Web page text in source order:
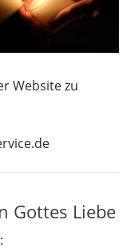
Website zu
Gottes Liebe